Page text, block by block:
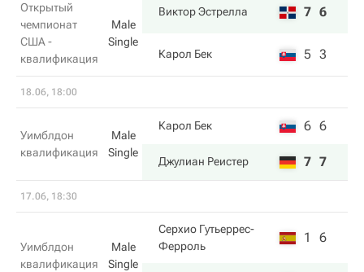
Открытый
чемпионат
США -
квалификация
Male
Single
Виктор Эстрелла 7 6
Карол Бек 5 3
18.06, 18:00
Уимблдон
квалификация
Male
Single
Карол Бек 6 6
Джулиан Реистер 7 7
17.06, 18:30
Уимблдон
квалификация
Male
Single
Серхио Гутьеррес-
Ферроль
1 6